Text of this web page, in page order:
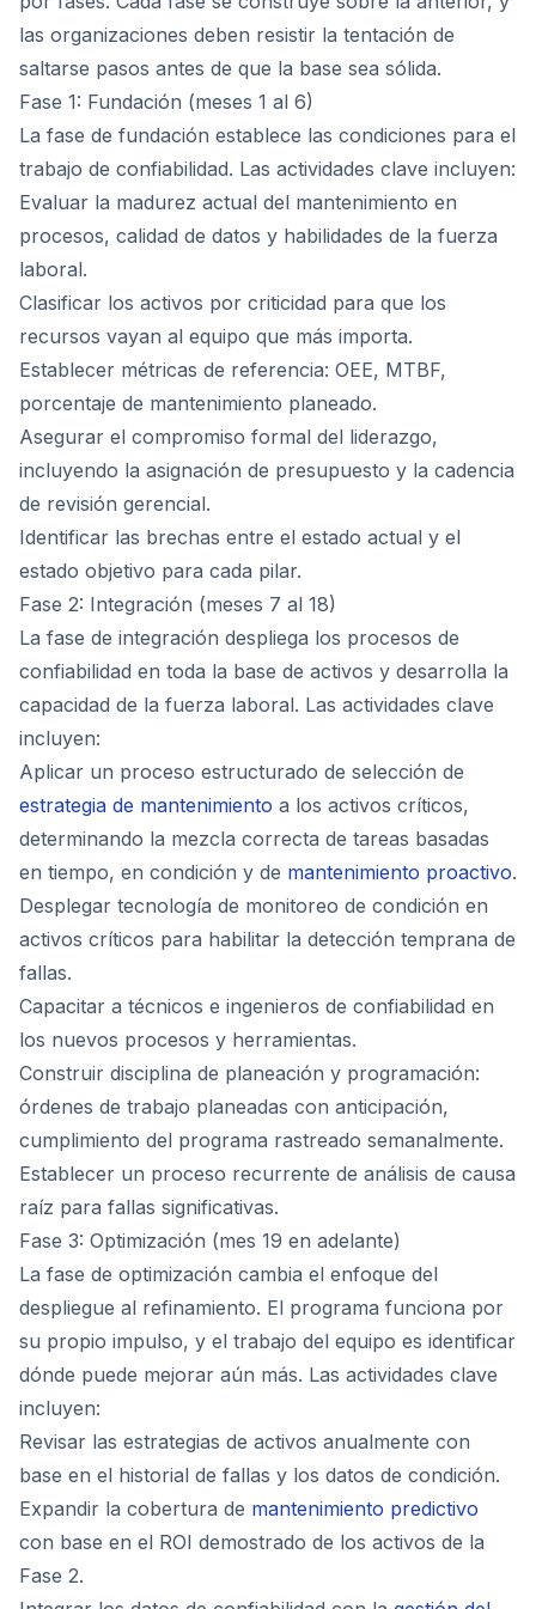
las organizaciones deben resistir la tentación de
saltarse pasos antes de que la base sea sólida.
Fase 1: Fundación (meses 1 al 6)
La fase de fundación establece las condiciones para el
trabajo de confiabilidad. Las actividades clave incluyen:
Evaluar la madurez actual del mantenimiento en
procesos, calidad de datos y habilidades de la fuerza
laboral.
Clasificar los activos por criticidad para que los
recursos vayan al equipo que más importa.
Establecer métricas de referencia: OEE, MTBF,
porcentaje de mantenimiento planeado.
Asegurar el compromiso formal del liderazgo,
incluyendo la asignación de presupuesto y la cadencia
de revisión gerencial.
Identificar las brechas entre el estado actual y el
estado objetivo para cada pilar.
Fase 2: Integración (meses 7 al 18)
La fase de integración despliega los procesos de
confiabilidad en toda la base de activos y desarrolla la
capacidad de la fuerza laboral. Las actividades clave
incluyen:
Aplicar un proceso estructurado de selección de
estrategia de mantenimiento a los activos críticos,
determinando la mezcla correcta de tareas basadas
en tiempo, en condición y de mantenimiento proactivo.
Desplegar tecnología de monitoreo de condición en
activos críticos para habilitar la detección temprana de
fallas.
Capacitar a técnicos e ingenieros de confiabilidad en
los nuevos procesos y herramientas.
Construir disciplina de planeación y programación:
órdenes de trabajo planeadas con anticipación,
cumplimiento del programa rastreado semanalmente.
Establecer un proceso recurrente de análisis de causa
raíz para fallas significativas.
Fase 3: Optimización (mes 19 en adelante)
La fase de optimización cambia el enfoque del
despliegue al refinamiento. El programa funciona por
su propio impulso, y el trabajo del equipo es identificar
dónde puede mejorar aún más. Las actividades clave
incluyen:
Revisar las estrategias de activos anualmente con
base en el historial de fallas y los datos de condición.
Expandir la cobertura de mantenimiento predictivo
con base en el ROI demostrado de los activos de la
Fase 2.